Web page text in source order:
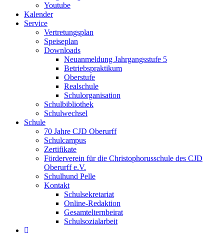
Youtube
Kalender
Service
Vertretungsplan
Speiseplan
Downloads
Neuanmeldung Jahrgangsstufe 5
Betriebspraktikum
Oberstufe
Realschule
Schulorganisation
Schulbibliothek
Schulwechsel
Schule
70 Jahre CJD Oberurff
Schulcampus
Zertifikate
Förderverein für die Christophorusschule des CJD
Oberurff e.V.
Schulhund Pelle
Kontakt
Schulsekretariat
Online-Redaktion
Gesamtelternbeirat
Schulsozialarbeit